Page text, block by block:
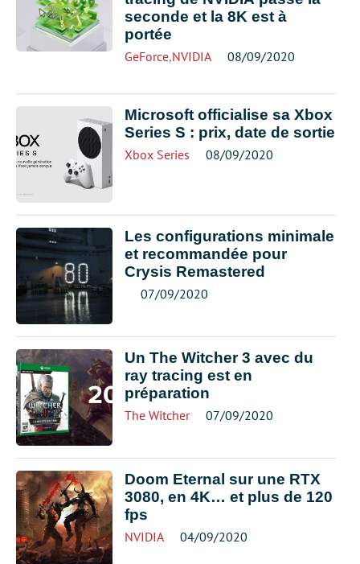
seconde et la 8K est à
portée
GeForce,NVIDIA 08/09/2020
Microsoft officialise sa Xbox
Series S : prix, date de sortie
Xbox Series 08/09/2020
Les configurations minimale
et recommandée pour
Crysis Remastered
07/09/2020
Un The Witcher 3 avec du
ray tracing est en
préparation
The Witcher 07/09/2020
Doom Eternal sur une RTX
3080, en 4K… et plus de 120
fps
NVIDIA 04/09/2020